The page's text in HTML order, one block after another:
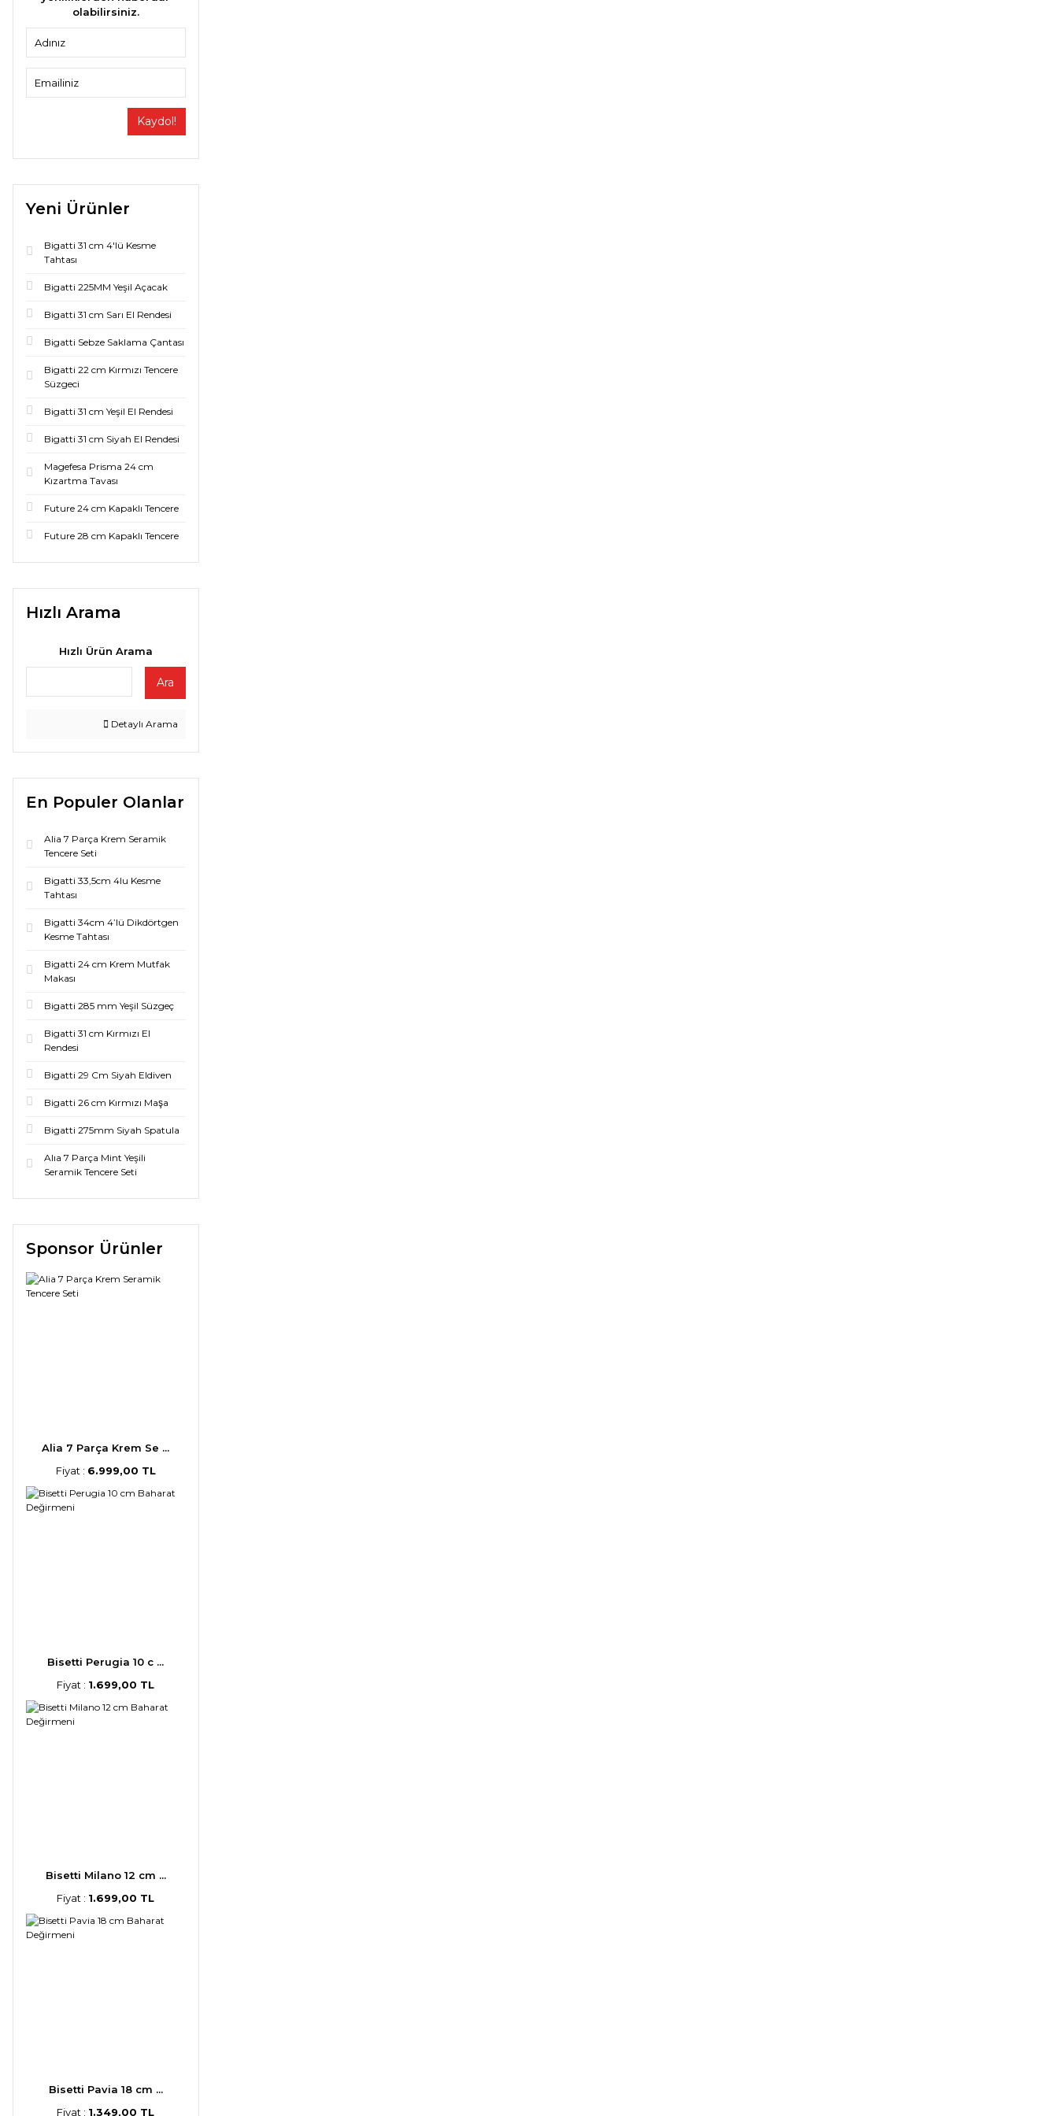
olabilirsiniz.
Kaydol!
Yeni Ürünler
Bigatti 31 cm 4'lü Kesme
Tahtası
Bigatti 225MM Yeşil Açacak
Bigatti 31 cm Sarı El Rendesi
Bigatti Sebze Saklama Çantası
Bigatti 22 cm Kırmızı Tencere
Süzgeci
Bigatti 31 cm Yeşil El Rendesi
Bigatti 31 cm Siyah El Rendesi
Magefesa Prisma 24 cm
Kızartma Tavası
Future 24 cm Kapaklı Tencere
Future 28 cm Kapaklı Tencere
Hızlı Arama
Hızlı Ürün Arama
Ara
Detaylı Arama
En Populer Olanlar
Alia 7 Parça Krem Seramik
Tencere Seti
Bigatti 33,5cm 4lu Kesme
Tahtası
Bigatti 34cm 4’lü Dikdörtgen
Kesme Tahtası
Bigatti 24 cm Krem Mutfak
Makası
Bigatti 285 mm Yeşil Süzgeç
Bigatti 31 cm Kırmızı El
Rendesi
Bigatti 29 Cm Siyah Eldiven
Bigatti 26 cm Kırmızı Maşa
Bigatti 275mm Siyah Spatula
Alıa 7 Parça Mint Yeşili
Seramik Tencere Seti
Sponsor Ürünler
Alia 7 Parça Krem Se ...
Fiyat : 6.999,00 TL
Bisetti Perugia 10 c ...
Fiyat : 1.699,00 TL
Bisetti Milano 12 cm ...
Fiyat : 1.699,00 TL
Bisetti Pavia 18 cm ...
Fiyat : 1.349,00 TL